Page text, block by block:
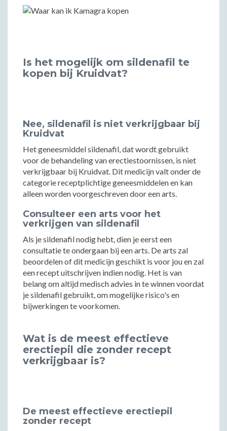
Is het mogelijk om sildenafil te
kopen bij Kruidvat?
Nee, sildenafil is niet verkrijgbaar bij
Kruidvat
Het geneesmiddel sildenafil, dat wordt gebruikt
voor de behandeling van erectiestoornissen, is niet
verkrijgbaar bij Kruidvat. Dit medicijn valt onder de
categorie receptplichtige geneesmiddelen en kan
alleen worden voorgeschreven door een arts.
Consulteer een arts voor het
verkrijgen van sildenafil
Als je sildenafil nodig hebt, dien je eerst een
consultatie te ondergaan bij een arts. De arts zal
beoordelen of dit medicijn geschikt is voor jou en zal
een recept uitschrijven indien nodig. Het is van
belang om altijd medisch advies in te winnen voordat
je sildenafil gebruikt, om mogelijke risico's en
bijwerkingen te voorkomen.
Wat is de meest effectieve
erectiepil die zonder recept
verkrijgbaar is?
De meest effectieve erectiepil
zonder recept